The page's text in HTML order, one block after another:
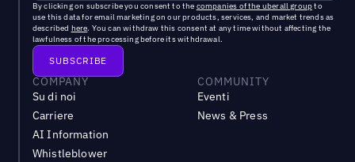
By clicking on subscribe you consent to the companies of the uberall groupto
use this data for email marketing on our products, services, and market trends as
described here. You can withdraw this consent at any time without affecting the
lawfulness of the processing before its withdrawal.
COMPANY
Su di noi
Carriere
AI Information
Whistleblower
COMMUNITY
Eventi
News & Press